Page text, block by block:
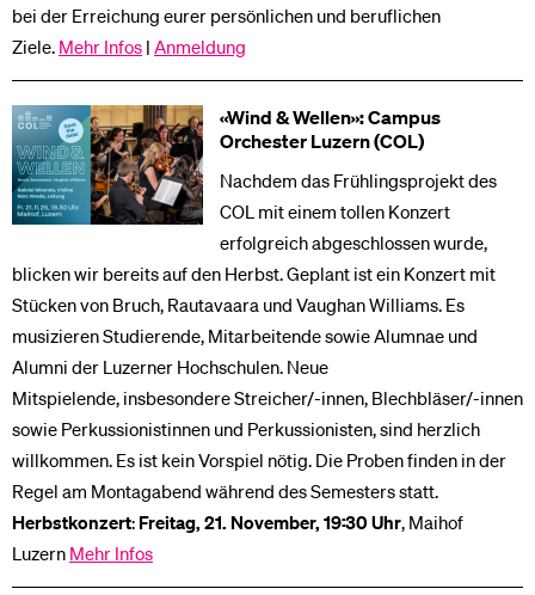
bei der Erreichung eurer persönlichen und beruflichen
Ziele. Mehr Infos | Anmeldung
«Wind & Wellen»: Campus
Orchester Luzern (COL)
Nachdem das Frühlingsprojekt des
COL mit einem tollen Konzert
erfolgreich abgeschlossen wurde,
blicken wir bereits auf den Herbst. Geplant ist ein Konzert mit
Stücken von Bruch, Rautavaara und Vaughan Williams. Es
musizieren Studierende, Mitarbeitende sowie Alumnae und
Alumni der Luzerner Hochschulen. Neue
Mitspielende, insbesondere Streicher/-innen, Blechbläser/-innen
sowie Perkussionistinnen und Perkussionisten, sind herzlich
willkommen. Es ist kein Vorspiel nötig. Die Proben finden in der
Regel am Montagabend während des Semesters statt.
Herbstkonzert: Freitag, 21. November, 19:30 Uhr, Maihof
Luzern Mehr Infos